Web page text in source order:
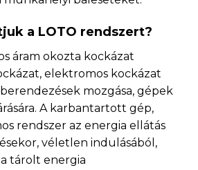
a LOTO rendszert?
áram okozta kockázat
elektromos kockázat
mozgása, gépek
A karbantartott gép,
rendszer az energia ellátás
véletlen indulásából,
tárolt energia